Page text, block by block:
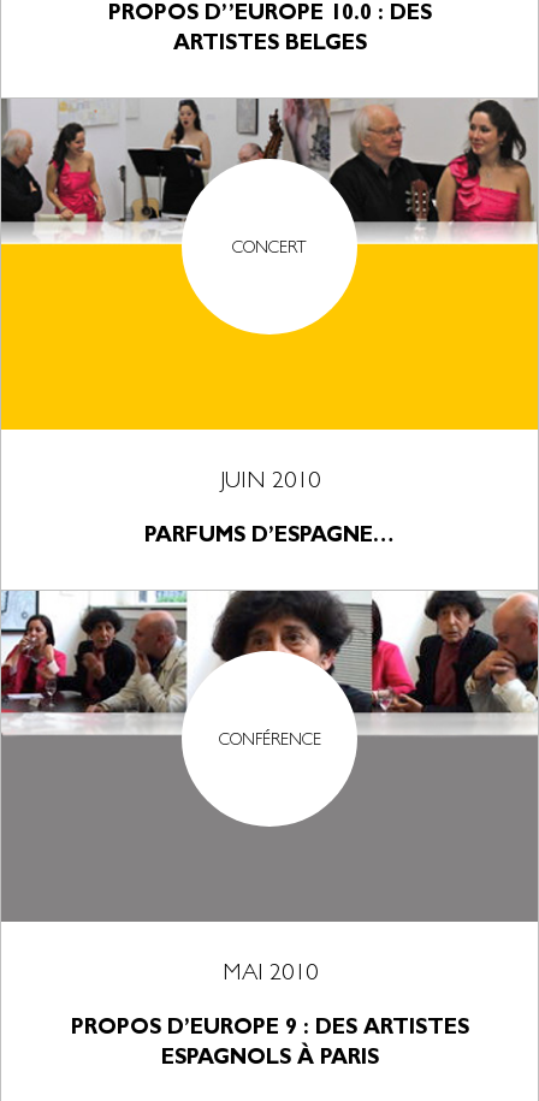
PROPOS D’’EUROPE 10.0 : DES
ARTISTES BELGES
CONCERT
JUIN 2010
PARFUMS D’ESPAGNE…
CONFÉRENCE
MAI 2010
PROPOS D’EUROPE 9 : DES ARTISTES
ESPAGNOLS À PARIS